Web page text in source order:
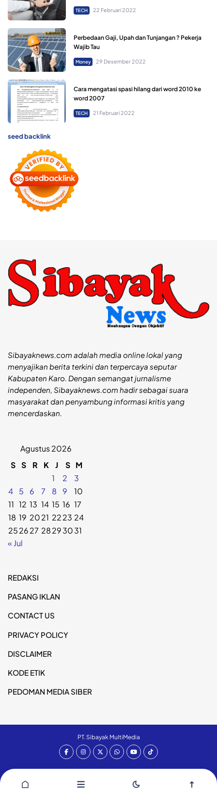
TECH 22 Februari 2022
Perbedaan Gaji, Upah dan Tunjangan ? Pekerja
Wajib Tau
Money 29 Desember 2022
Cara mengatasi spasi hilang dari word 2010 ke
word 2007
TECH 21 Februari 2022
seed backlink
Sibayaknews.com adalah media online lokal yang
menyajikan berita terkini dan terpercaya seputar
Kabupaten Karo. Dengan semangat jurnalisme
independen, Sibayaknews.com hadir sebagai suara
masyarakat dan penyambung informasi kritis yang
mencerdaskan.
Agustus 2026
S S R K J S M
1
2
3
4
5 6 7 8 9
10
11 12 13 14 15 16 17
18 19 2021 2223 24
252627 28293031
« Jul
REDAKSI
PASANG IKLAN
CONTACT US
PRIVACY POLICY
DISCLAIMER
KODE ETIK
PEDOMAN MEDIA SIBER
PT. Sibayak MultiMedia